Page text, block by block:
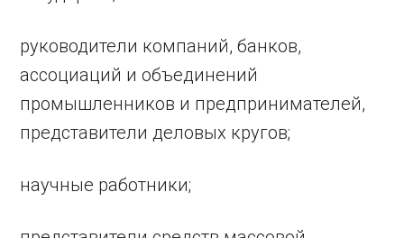
руководители компаний, банков,
ассоциаций и объединений
промышленников и предпринимателей,
представители деловых кругов;
научные работники;